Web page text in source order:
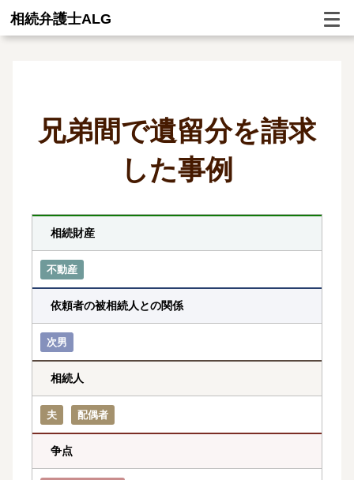
相続弁護士ALG
兄弟間で遺留分を請求
した事例
相続財産
不動産
依頼者の被相続人との関係
次男
相続人
夫 配偶者
争点